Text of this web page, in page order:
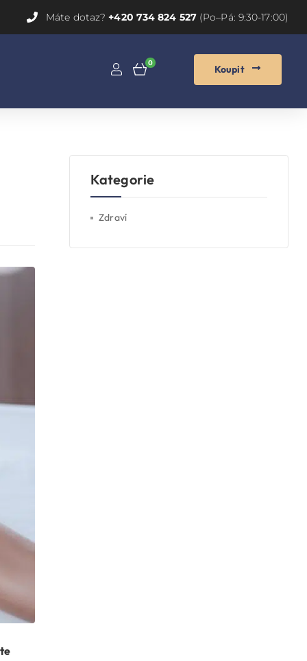
Máte dotaz?+420 734 824 527(Po–Pá: 9:30-17:00)
0
Koupit
Kategorie
Zdraví